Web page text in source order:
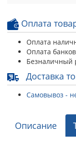
Оплата
Оплата
Оплата
Безналичный
Доставка
Самовывоз -
Описание